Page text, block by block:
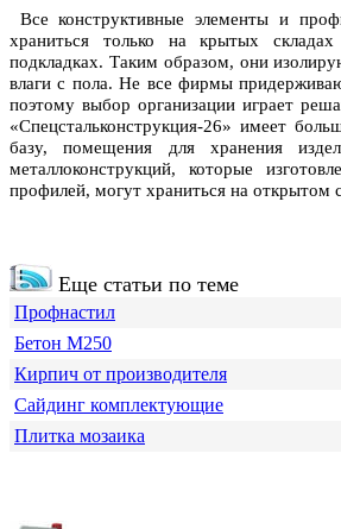
Все конструктивные элементы и
храниться только на крытых
подкладках. Таким образом, они
влаги с пола. Не все фирмы
поэтому выбор организации играет
«Спецстальконструкция-26» имеет
базу, помещения для хранения
металлоконструкций, которые
профилей, могут храниться на открытом
Еще статьи по теме
Профнастил
Бетон М250
Кирпич от производителя
Сайдинг комплектующие
Плитка мозаика